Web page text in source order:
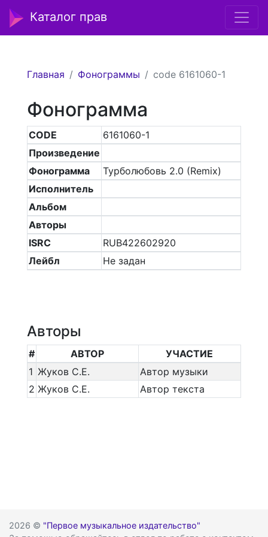
Каталог прав
Главная Фонограммы code 6161060-1
Фонограмма
CODE
6161060-1
Произведение
Фонограмма
Турболюбовь 2.0 (Remix)
Исполнитель
Альбом
Авторы
ISRC
RUB422602920
Лейбл
Не задан
Авторы
# АВТОР
УЧАСТИЕ
1 Жуков С.Е.
Автор музыки
2 Жуков С.Е. Автор текста
2026 © "Первое музыкальное издательство"